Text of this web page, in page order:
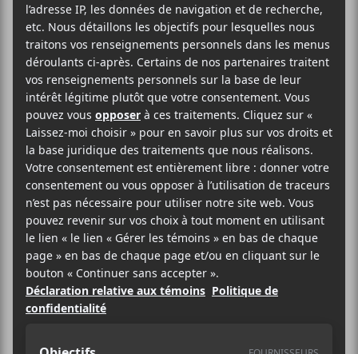
AJOUTER AU CALENDRIER
DÉTAILS
Date :
2022-07-22
Heure :
17:00 - 22:30
Prix :
20$
Catégorie
d’Évènement:
ORGANISATEUR
Distorsion